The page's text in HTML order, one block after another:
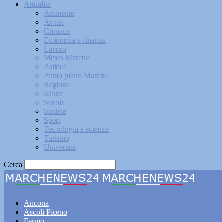
Attualità
Ambiente
Avvisi
Cronaca
Economia e finanza
Lavoro
Meteo Marche
Politica
Primo piano Marche
Regione
Salute
Scuola
Sociale
Sport
Tecnologia e scienze
Turismo
Università
Cerca
Ancona
Ascoli Piceno